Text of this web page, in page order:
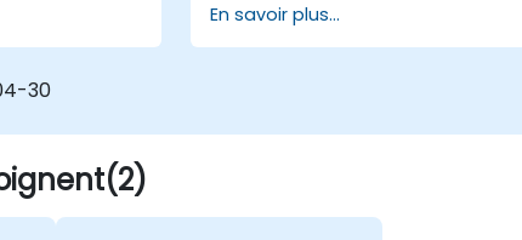
seront capables de créer et de
leur propre application React
En savoir plus...
30